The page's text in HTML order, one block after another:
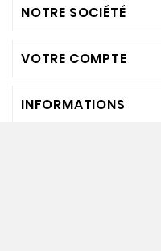
NOTRE SOCIÉTÉ
VOTRE COMPTE
INFORMATIONS